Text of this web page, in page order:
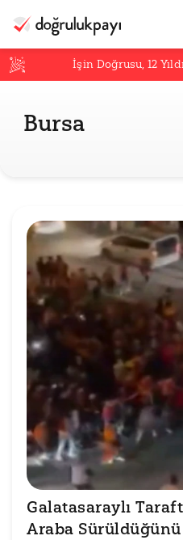
İşin Doğrusu,12
Bursa
Galatasaraylı
Araba